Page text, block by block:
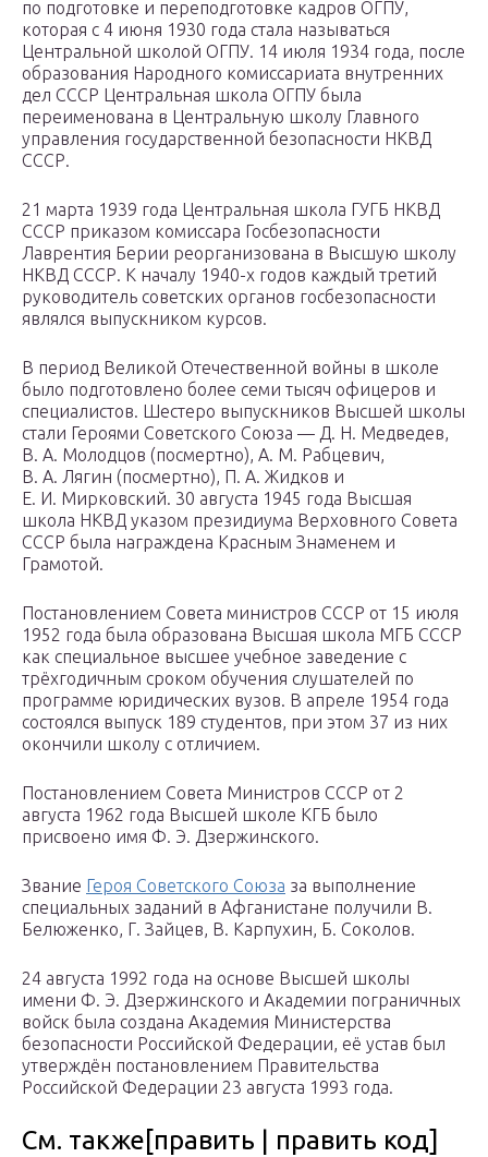
по подготовке и переподготовке кадров ОГПУ,
которая с 4 июня 1930 года стала называться
Центральной школой ОГПУ. 14 июля 1934 года, после
образования Народного комиссариата внутренних
дел СССР Центральная школа ОГПУ была
переименована в Центральную школу Главного
управления государственной безопасности НКВД
СССР.
21 марта 1939 года Центральная школа ГУГБ НКВД
СССР приказом комиссара Госбезопасности
Лаврентия Берии реорганизована в Высшую школу
НКВД СССР. К началу 1940-х годов каждый третий
руководитель советских органов госбезопасности
являлся выпускником курсов.
В период Великой Отечественной войны в школе
было подготовлено более семи тысяч офицеров и
специалистов. Шестеро выпускников Высшей школы
стали Героями Советского Союза — Д. Н. Медведев,
В. А. Молодцов (посмертно), A. M. Рабцевич,
В. А. Лягин (посмертно), П. А. Жидков и
Е. И. Мирковский. 30 августа 1945 года Высшая
школа НКВД указом президиума Верховного Совета
СССР была награждена Красным Знаменем и
Грамотой.
Постановлением Совета министров СССР от 15 июля
1952 года была образована Высшая школа МГБ СССР
как специальное высшее учебное заведение с
трёхгодичным сроком обучения слушателей по
программе юридических вузов. В апреле 1954 года
состоялся выпуск 189 студентов, при этом 37 из них
окончили школу с отличием.
Постановлением Совета Министров СССР от 2
августа 1962 года Высшей школе КГБ было
присвоено имя Ф. Э. Дзержинского.
Звание Героя Советского Союза за выполнение
специальных заданий в Афганистане получили В.
Белюженко, Г. Зайцев, В. Карпухин, Б. Соколов.
24 августа 1992 года на основе Высшей школы
имени Ф. Э. Дзержинского и Академии пограничных
войск была создана Академия Министерства
безопасности Российской Федерации, её устав был
утверждён постановлением Правительства
Российской Федерации 23 августа 1993 года.
См. также[править | править код]